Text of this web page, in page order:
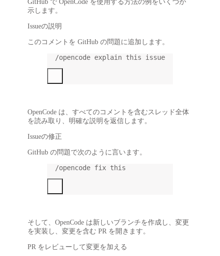
GitHub で OpenCode を使用する方法の例をいくつか
示します。
Issueの説明
このコメントを GitHub の問題に追加します。
/opencode explain this issue
OpenCode は、すべてのコメントを含むスレッド全体
を読み取り、明確な説明を返信します。
Issueの修正
GitHub の問題で次のように言います。
/opencode fix this
そして、OpenCode は新しいブランチを作成し、変更
を実装し、変更を含む PR を開きます。
PR をレビューして変更を加える